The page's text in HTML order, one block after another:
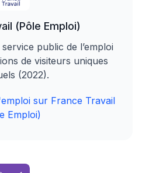
(Pôle Emploi)
public de l’emploi
de visiteurs uniques
(2022).
sur France Travail
Emploi)